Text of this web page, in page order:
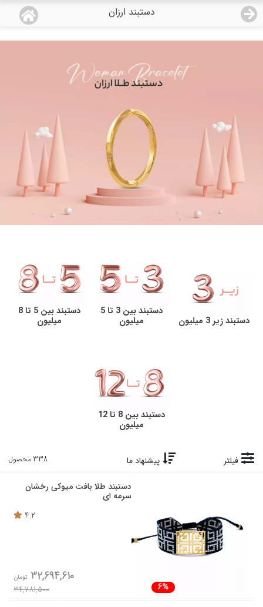
دستبند ارزان
منو
نمایندگی ها
مجله روبی
درباره ما
اعطای نمایندگی
دستبند زیر 3 میلیون
دستبند بین 3 تا 5
میلیون
دستبند بین 5 تا 8
میلیون
دستبند بین 8 تا 12
میلیون
فیلتر پیشنهاد ما 338 محصول
دستبند طلا بافت میوکی رخشان
سرمه ای
4.2
6%
32,694,610 تومان
34,781,500